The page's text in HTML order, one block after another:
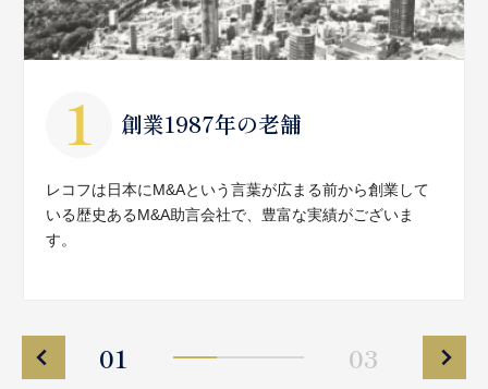
創業1987年の老舗
レコフは日本にM&Aという言葉が広まる前から創業して
いる歴史あるM&A助言会社で、豊富な実績がございま
す。
01 03